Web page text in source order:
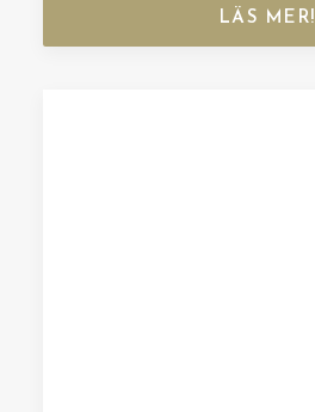
LÄS MER!